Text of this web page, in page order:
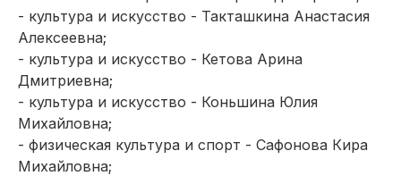
- культура и искусство - Такташкина Анастасия
Алексеевна;
- культура и искусство - Кетова Арина
Дмитриевна;
- культура и искусство - Коньшина Юлия
Михайловна;
- физическая культура и спорт - Сафонова Кира
Михайловна;